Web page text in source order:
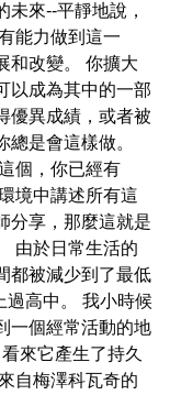
來--平靜地說，
能力做到這一
和改變。 你擴大
以成為其中的一部
優異成績，或者被
是會這樣做。
個，你已經有
境中講述所有這
分享，那麼這就是
由於日常生活的
都被減少到了最低
過高中。 我小時候
一個經常活動的地
來它產生了持久
自梅澤科瓦奇的